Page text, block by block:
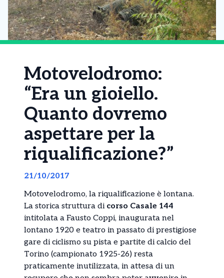
Motovelodromo:
“Era un gioiello.
Quanto dovremo
aspettare per la
riqualificazione?”
21/10/2017
Motovelodromo, la riqualificazione è lontana.
La storica struttura di corso Casale 144
intitolata a Fausto Coppi, inaugurata nel
lontano 1920 e teatro in passato di prestigiose
gare di ciclismo su pista e partite di calcio del
Torino (campionato 1925-26) resta
praticamente inutilizzata, in attesa di un